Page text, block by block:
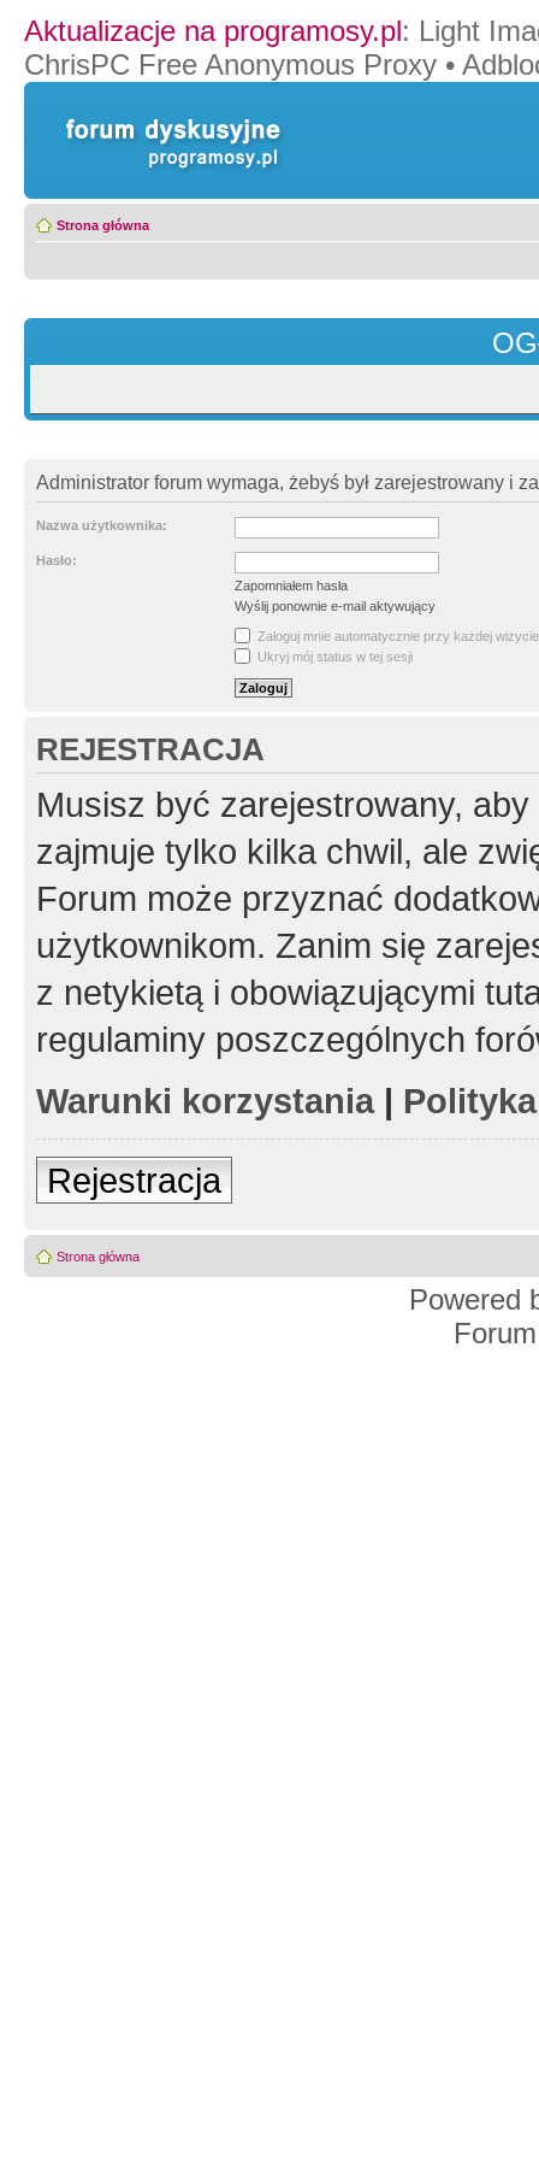
Aktualizacje na programosy.pl: Light
ChrisPC Free Anonymous Proxy •
Strona główna
Administrator forum wymaga, żebyś był zarejestrowany i
Nazwa użytkownika:
Hasło:
Zapomniałem hasła
Wyślij ponownie e-mail aktywujący
Zaloguj mnie automatycznie przy każdej wizycie
Ukryj mój status w tej sesji
REJESTRACJA
Musisz być zarejestrowany,
zajmuje tylko kilka chwil, ale
Forum może przyznać
użytkownikom. Zanim się
z netykietą i obowiązującymi
regulaminy poszczególnych
Warunki korzystania|
Rejestracja
Strona główna
Powered